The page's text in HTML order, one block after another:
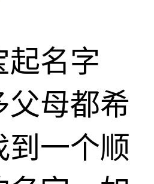
起名字
父母都希
到一个顺